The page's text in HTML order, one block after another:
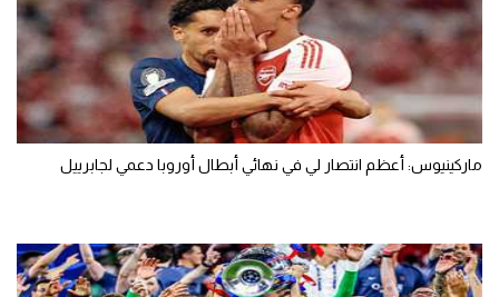
ماركينيوس: أعظم انتصار لي في نهائي أبطال أوروبا دعمي لجابرييل